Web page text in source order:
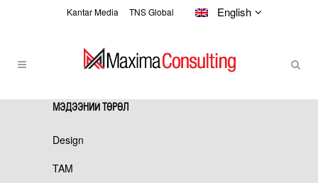
Kantar Media TNS Global English
ЗАР СУРТАЛЧИЛГАА TAG
МЭДЭЭНИЙ ТӨРӨЛ
Design
TAM